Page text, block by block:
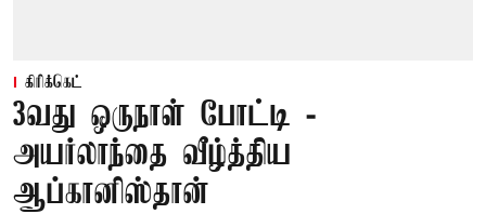
கிரிக்கெட்
3வது ஒருநாள் போட்டி -
அயர்லாந்தை வீழ்த்திய
ஆப்கானிஸ்தான்